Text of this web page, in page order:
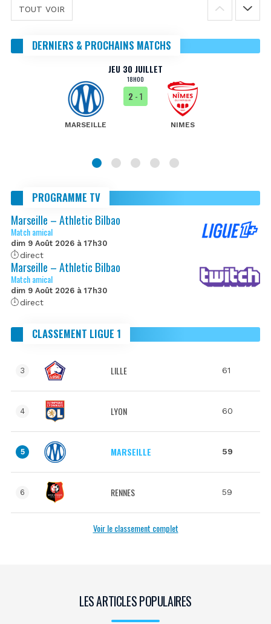
TOUT VOIR
DERNIERS & PROCHAINS MATCHS
JEU 30 JUILLET
18H00
MARSEILLE
2 - 1
NIMES
PROGRAMME TV
Marseille – Athletic Bilbao
Match amical
dim 9 Août 2026 à 17h30
direct
Marseille – Athletic Bilbao
Match amical
dim 9 Août 2026 à 17h30
direct
CLASSEMENT LIGUE 1
3 LILLE 61
4 LYON 60
5 MARSEILLE 59
6 RENNES 59
Voir le classement complet
LES ARTICLES POPULAIRES